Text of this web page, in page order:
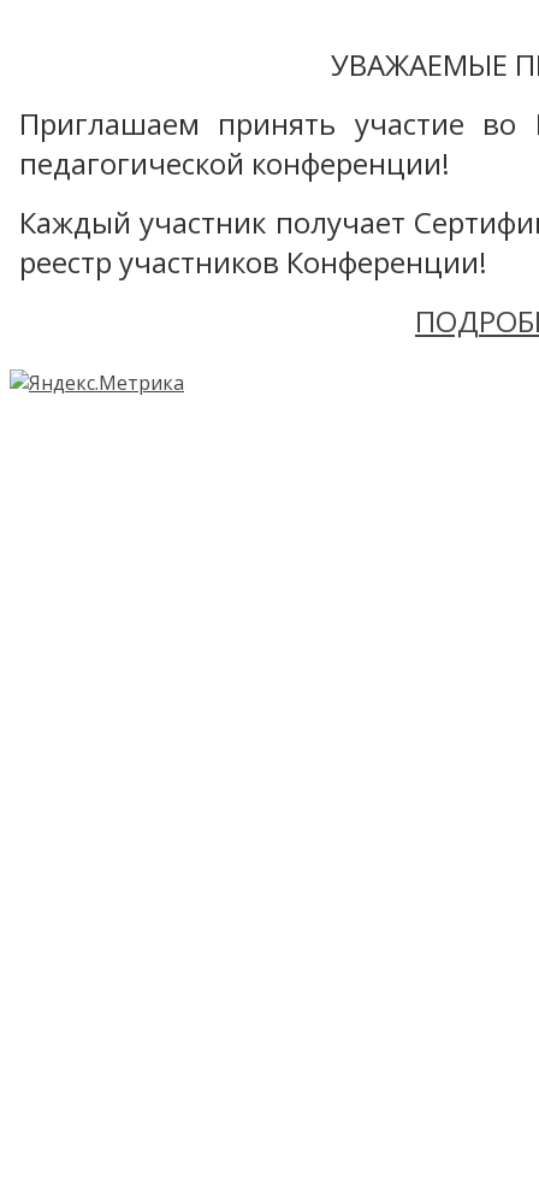
УВАЖАЕМЫЕ
Приглашаем принять участие во
педагогической конференции!
Каждый участник получает
реестр участников Конференции!